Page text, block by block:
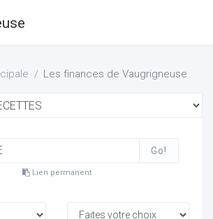
Les finances de Vaugrigneuse
Go!
Lien permanent